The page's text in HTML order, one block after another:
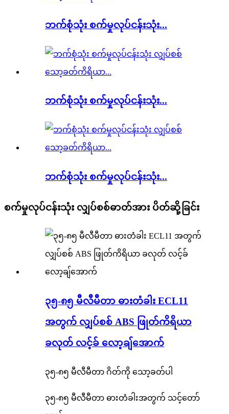
ဘက်စုံသုံး စက်မှုလုပ်ငန်းသုံး...
ဘက်စုံသုံး စက်မှုလုပ်ငန်းသုံး...
ဘက်စုံသုံး စက်မှုလုပ်ငန်းသုံး...
စက်မှုလုပ်ငန်းသုံး လျှပ်စစ်ဓာတ်အား ပိတ်ဆို့ခြင်း
၃၅-၈၅ မီလီမီတာ ဓားတံခါး ECL11
အတွက် လျှပ်စစ် ABS ဖြုတ်ကိရိယာ
ခလုတ် လင့်ခ် လော့ချ်အောက်
၃၅-၈၅ မီလီမီတာ ဂိတ်ကို သော့ခတ်ပါ
၃၅-၈၅ မီလီမီတာ ဓားတံခါးအတွက် သင့်တော်